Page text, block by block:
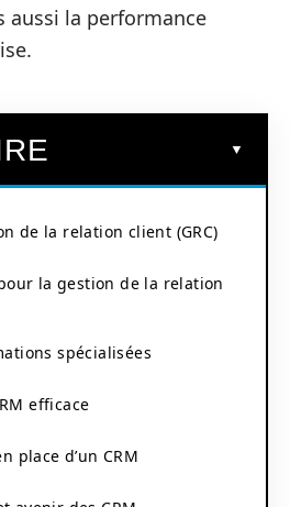
aussi la performance
de la relation client (GRC)
la gestion de la relation
spécialisées
efficace
place d’un CRM